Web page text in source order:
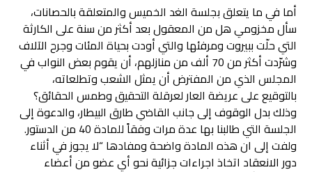
أما في ما يتعلق بجلسة الغد الخميس والمتعلقة بالحصانات،
سأل مخزومي هل من المعقول بعد أكثر من سنة على الكارثة
التي حلّت ببيروت ومرفئها والتي أودت بحياة المئات وجرح الآلاف
وشرّدت أكثر من 70 ألف من منازلهم، أن يقوم بعض النواب في
المجلس الذي من المفترض أن يمثل الشعب وتطلعاته،
بالتوقيع على عريضة العار لعرقلة التحقيق وطمس الحقائق؟
وذلك بدل الوقوف إلى جانب القاضي طارق البيطار، والدعوة إلى
الجلسة التي طالبنا بها عدة مرات وفقاً للمادة 40 من الدستور.
ولفت إلى ان هذه المادة واضحة ومفادها “لا يجوز في أثناء
دور الانعقاد اتخاذ اجراءات جزائية نحو أي عضو من أعضاء